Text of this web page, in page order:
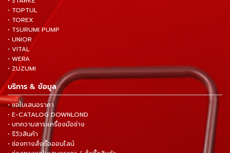
• TOPTUL
• TOREX
• TSURUMI PUMP
• UNIOR
• VITAL
• WERA
• ZUZUMI
บริการ & ข้อมูล
• ขอใบเสนอราคา
• E-CATALOG DOWNLOND
• บทความสาระเครื่องมือช่าง
• รีวิวสินค้า
• ช่องทางสั่งซื้อออนไลน์